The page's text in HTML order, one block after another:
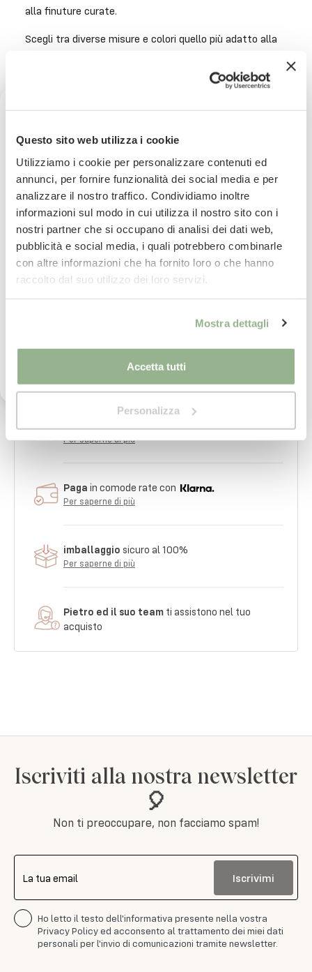
Questo sito web utilizza i cookie
Utilizziamo i cookie per personalizzare contenuti ed
annunci, per fornire funzionalità dei social media e per
analizzare il nostro traffico. Condividiamo inoltre
informazioni sul modo in cui utilizza il nostro sito con i
nostri partner che si occupano di analisi dei dati web,
pubblicità e social media, i quali potrebbero combinarle
con altre informazioni che ha fornito loro o che hanno
raccolto dal suo utilizzo dei loro servizi.
Mostra dettagli
Accetta tutti
Personalizza
alla finuture curate.
Scegli tra diverse misure e colori quello più adatto alla
Per ogni dubbio puoi richiedere foto e video al
-Lavabile in lavatrice (ove applicabile in base alla
capacità) a 30° con programma/prodotti delicati
-Non candeggiare
-Non centrifugare
-Non stirare
-Non lavare a secco
Consegnain 24/48 ore.
Per saperne di più
Paga in comode rate con
Per saperne di più
imballaggio sicuro al 100%
Per saperne di più
Pietro ed il suo team ti assistono nel tuo
acquisto
Iscriviti alla nostra newsletter
🎈
Non ti preoccupare, non facciamo spam!
La tua email Iscrivimi
Ho letto il testo dell'informativa presente nella vostra
Privacy Policy ed acconsento al trattamento dei miei dati
personali per l'invio di comunicazioni tramite newsletter.
Ricevi uno sconto del 10% sul
tuo prossimo ordine
Iscriviti subito alla nostra newsletter
La tua email
Iscrivimi
vostra Privacy Policy ed acconsento al
comunicazioni tramite newsletter.